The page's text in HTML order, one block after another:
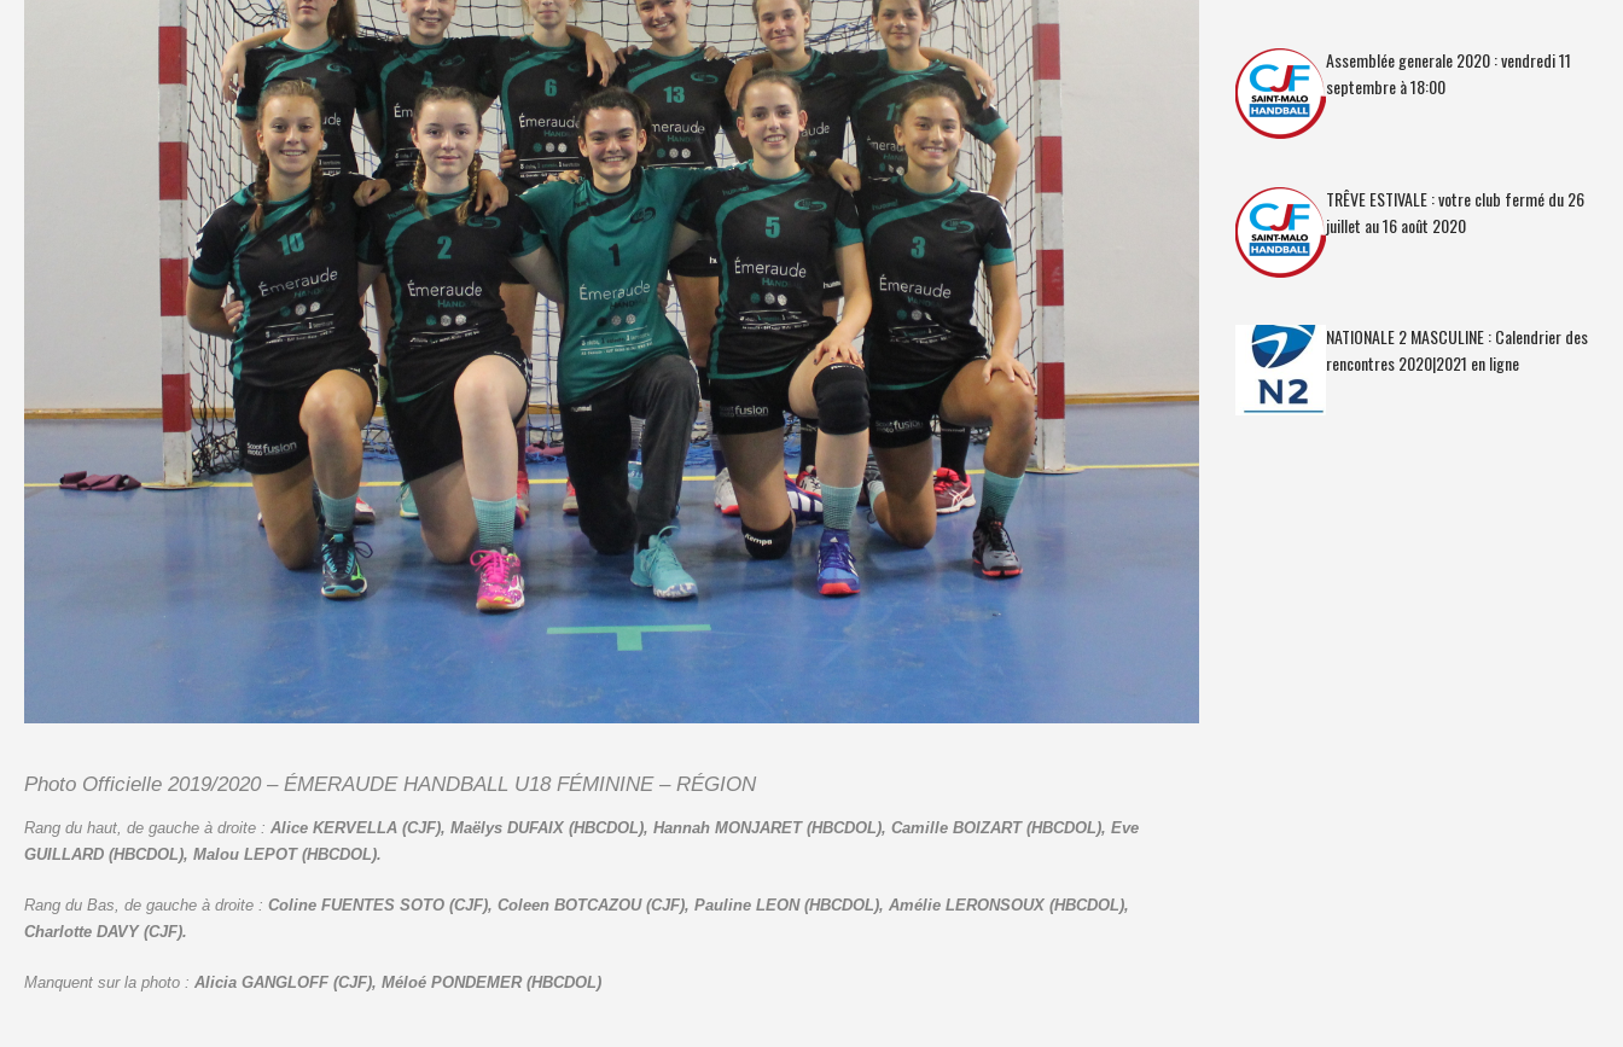
Photo Officielle 2019/2020 – ÉMERAUDE HANDBALL U18 FÉMININE – RÉGION
Rang du haut, de gauche à droite : Alice KERVELLA (CJF), Maëlys DUFAIX (HBCDOL), Hannah MONJARET (HBCDOL), Camille BOIZART (HBCDOL), Eve
GUILLARD (HBCDOL), Malou LEPOT (HBCDOL).
Rang du Bas, de gauche à droite : Coline FUENTES SOTO (CJF), Coleen BOTCAZOU (CJF), Pauline LEON (HBCDOL), Amélie LERONSOUX (HBCDOL),
Charlotte DAVY (CJF).
Manquent sur la photo : Alicia GANGLOFF (CJF), Méloé PONDEMER (HBCDOL)
Assemblée generale 2020 : vendredi 11
septembre à 18:00
TRÊVE ESTIVALE : votre club fermé du 26
juillet au 16 août 2020
NATIONALE 2 MASCULINE : Calendrier des
rencontres 2020|2021 en ligne